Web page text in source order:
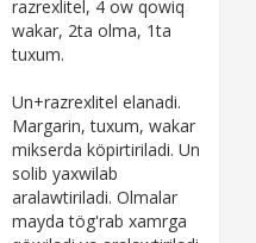
razrexlitel, 4 ow qowiq
wakar, 2ta olma, 1ta
tuxum.
Un+razrexlitel elanadi.
Margarin, tuxum, wakar
mikserda köpirtiriladi. Un
solib yaxwilab
aralawtiriladi. Olmalar
mayda tög'rab xamrga